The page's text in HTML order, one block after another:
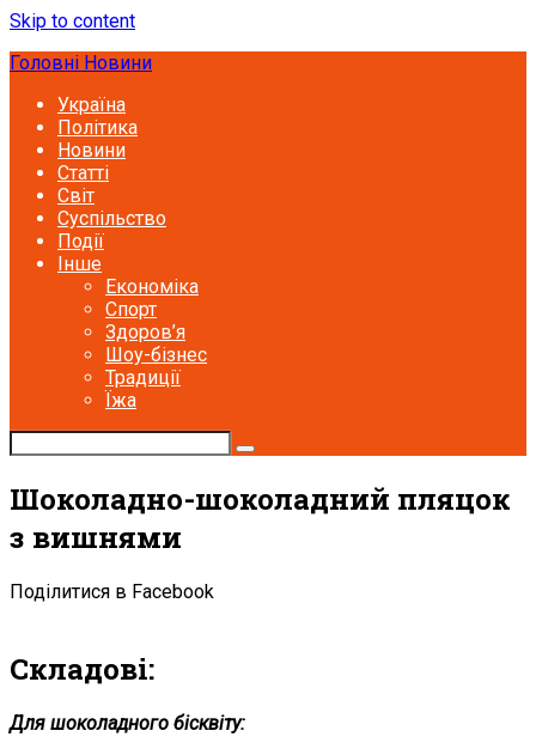
Skip to content
Головні Новини
Україна
Політика
Новини
Статті
Світ
Суспільство
Події
Інше
Економіка
Спорт
Здоров’я
Шоу-бізнес
Традиції
Їжа
Шоколадно-шоколадний пляцок
з вишнями
Поділитися в Facebook
Складові:
Для шоколадного бісквіту: